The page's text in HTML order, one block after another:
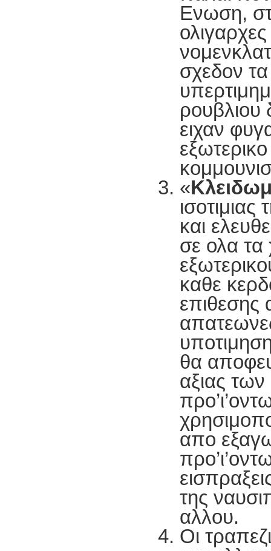
Ενωση,
σχεδον
ρουβλιου
ειχαν
«
και
σε ολα τα
καθε
επιθεσης
θα
αξιας
απο
της
αλλου.
Οι